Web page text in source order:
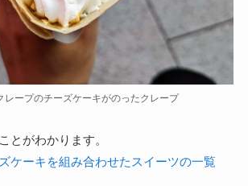
レープのチーズケーキがのったクレープ
とがわかります。
ケーキを組み合わせたスイーツの一覧